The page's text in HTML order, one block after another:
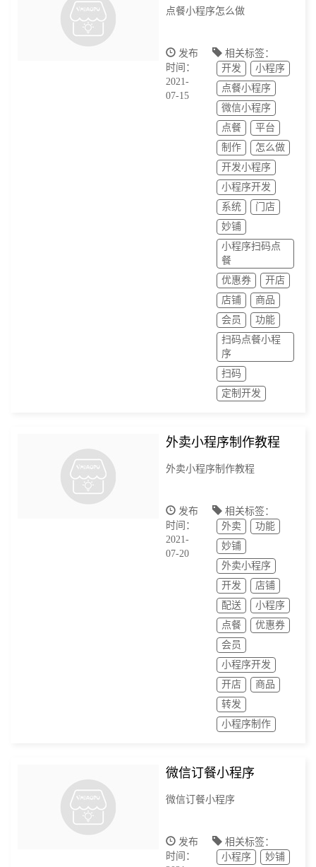
点餐小程序怎么做
发布
时间：
2021-
07-15
相关标签：
开发
小程序
点餐小程序
微信小程序
点餐
平台
制作
怎么做
开发小程序
小程序开发
系统
门店
妙铺
小程序扫码点
餐
优惠券
开店
店铺
商品
会员
功能
扫码点餐小程
序
扫码
定制开发
外卖小程序制作教程
外卖小程序制作教程
发布
时间：
2021-
07-20
相关标签：
外卖
功能
妙铺
外卖小程序
开发
店铺
配送
小程序
点餐
优惠券
会员
小程序开发
开店
商品
转发
小程序制作
微信订餐小程序
微信订餐小程序
发布
时间：
相关标签：
小程序
妙铺